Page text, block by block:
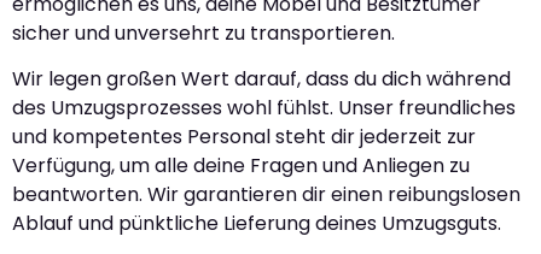
sicher und unversehrt zu transportieren.
Wir legen großen Wert darauf, dass du dich während
des Umzugsprozesses wohl fühlst. Unser freundliches
und kompetentes Personal steht dir jederzeit zur
Verfügung, um alle deine Fragen und Anliegen zu
beantworten. Wir garantieren dir einen reibungslosen
Ablauf und pünktliche Lieferung deines Umzugsguts.